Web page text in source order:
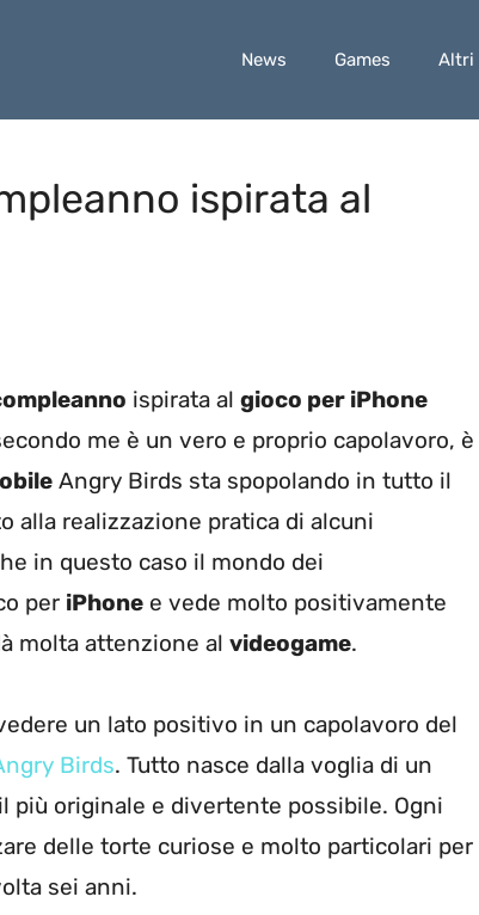
News Games Altri
ispirata al
ispirata al gioco per iPhone
me è un vero e proprio capolavoro, è
Angry Birds sta spopolando in tutto il
alla realizzazione pratica di alcuni
in questo caso il mondo dei
per iPhone e vede molto positivamente
molta attenzione al videogame.
un lato positivo in un capolavoro del
Birds. Tutto nasce dalla voglia di un
più originale e divertente possibile. Ogni
delle torte curiose e molto particolari per
sei anni.